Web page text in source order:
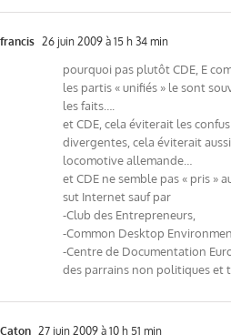
francis 26 juin 2009 à 15 h 34 min
pourquoi pas plutôt CDE, E
les partis « unifiés » le sont
les faits….
et CDE, cela éviterait les
divergentes, cela éviterait
locomotive allemande…
et CDE ne semble pas « pris »
sut Internet sauf par
-Club des Entrepreneurs,
-Common Desktop
-Centre de Documentation
des parrains non politiques et
Caton 27 juin 2009 à 10 h 51 min